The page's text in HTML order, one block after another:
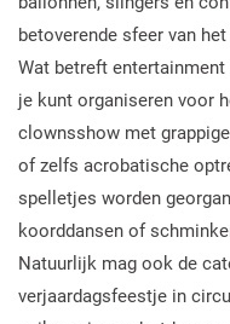
betoverende sfeer van
Wat betreft
je kunt organiseren voor
clownsshow met
of zelfs acrobatische
spelletjes worden
koorddansen of
Natuurlijk mag ook de
verjaardagsfeestje in